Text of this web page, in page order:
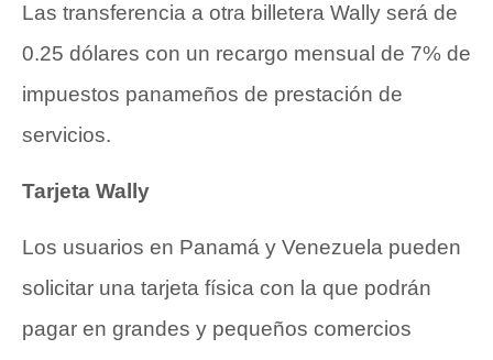
Las transferencia a otra billetera Wally será de
0.25 dólares con un recargo mensual de 7% de
impuestos panameños de prestación de
servicios.
Tarjeta Wally
Los usuarios en Panamá y Venezuela pueden
solicitar una tarjeta física con la que podrán
pagar en grandes y pequeños comercios